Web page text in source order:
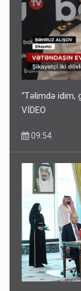
“Təlimdə idim,
VİDEO
09:54